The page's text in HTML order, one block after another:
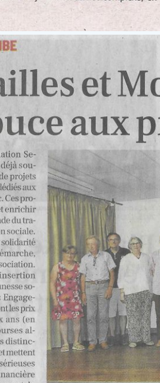
23 novembre 2022